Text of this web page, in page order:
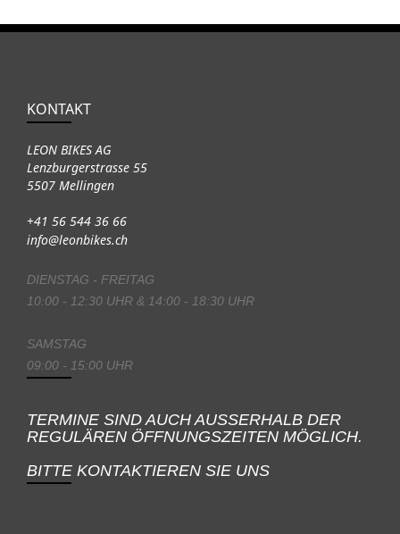
KONTAKT
LEON BIKES AG
Lenzburgerstrasse 55
5507 Mellingen
+41 56 544 36 66
info@leonbikes.ch
DIENSTAG - FREITAG
10:00 - 12:30 UHR & 14:00 - 18:30 UHR
SAMSTAG
09:00 - 15:00 UHR
TERMINE SIND AUCH AUSSERHALB DER
REGULÄREN ÖFFNUNGSZEITEN MÖGLICH.
BITTE KONTAKTIEREN SIE UNS